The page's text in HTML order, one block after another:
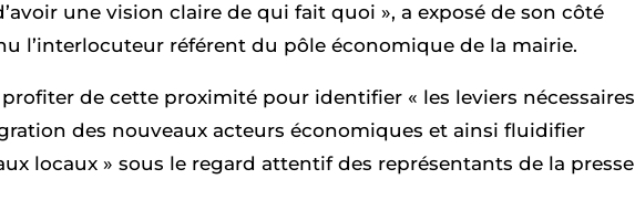
une vision claire de qui fait quoi », a exposé de son côté
l’interlocuteur référent du pôle économique de la mairie.
de cette proximité pour identifier « les leviers nécessaires
des nouveaux acteurs économiques et ainsi fluidifier
locaux » sous le regard attentif des représentants de la presse